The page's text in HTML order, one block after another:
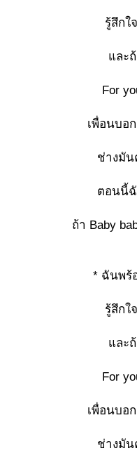
รู้สึกใ
และ
For
เพื่อนบอ
ช่างมั
ตอนนี้
ถ้า Baby
* ฉันพร้
รู้สึกใ
และ
For
เพื่อนบอ
ช่างมั